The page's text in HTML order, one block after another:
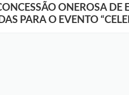
ONEROSA DE
PARA O EVENTO